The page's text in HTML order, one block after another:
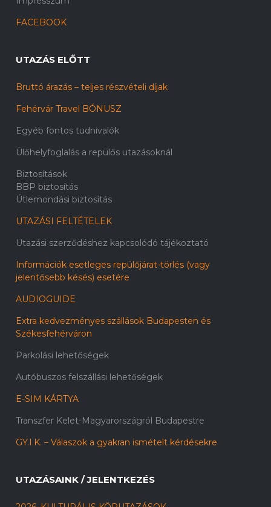
FACEBOOK
UTAZÁS ELŐTT
Bruttó árazás – teljes részvételi díjak
Fehérvár Travel BÓNUSZ
Egyéb fontos tudnivalók
Ülőhelyfoglalás a repülős utazásoknál
Biztosítások
BBP biztosítás
Útlemondási biztosítás
UTAZÁSI FELTÉTELEK
Utazási szerződéshez kapcsolódó tájékoztató
Információk esetleges repülőjárat-törlés (vagy
jelentősebb késés) esetére
AUDIOGUIDE
Extra kedvezményes szállások Budapesten és
Székesfehérváron
Parkolási lehetőségek
Autóbuszos felszállási lehetőségek
E-SIM KÁRTYA
Transzfer Kelet-Magyarországról Budapestre
GY.I.K. – Válaszok a gyakran ismételt kérdésekre
UTAZÁSAINK / JELENTKEZÉS